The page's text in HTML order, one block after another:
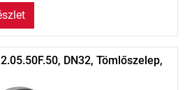
DN32, Tömlőszelep,